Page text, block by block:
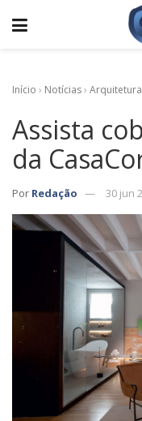
Início › Notícias› Arquitetura
Assista
da
Por Redação 30 jun